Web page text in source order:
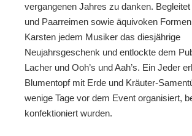
vergangenen Jahres zu danken.
und Paarreimen sowie äquivoken
Karsten jedem Musiker das diesjährige
Neujahrsgeschenk und entlockte dem
Lacher und Ooh’s und Aah’s. Ein Jeder
Blumentopf mit Erde und Kräuter-
wenige Tage vor dem Event organisiert,
konfektioniert wurden.